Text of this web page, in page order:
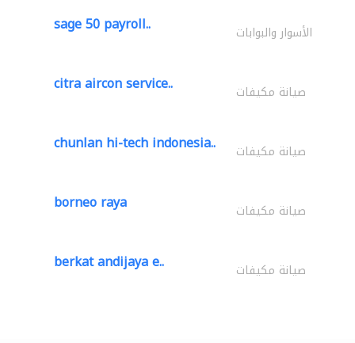
sage 50 payroll.. الأسوار والبوابات
citra aircon service.. صيانة مكيفات
chunlan hi-tech indonesia.. صيانة مكيفات
borneo raya صيانة مكيفات
berkat andijaya e.. صيانة مكيفات